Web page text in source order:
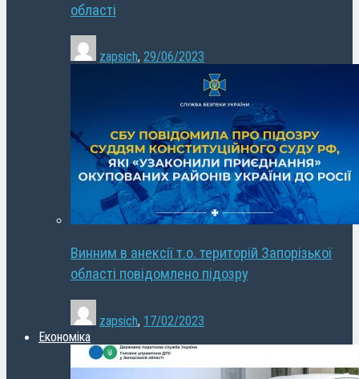
області
zapsich, 29/06/2023
Винним в анексії т.о. територій Запорізької
області повідомлено підозру
zapsich, 17/02/2023
Економіка